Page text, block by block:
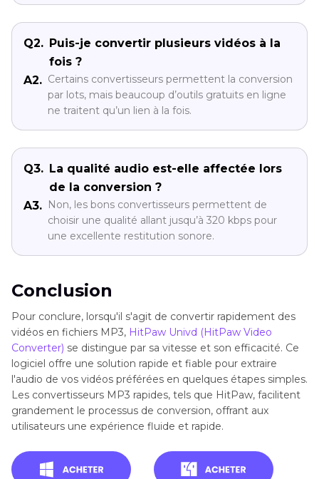
Q2. Puis-je convertir plusieurs vidéos à la
fois ?
A2. Certains convertisseurs permettent la conversion
par lots, mais beaucoup d’outils gratuits en ligne
ne traitent qu’un lien à la fois.
Q3. La qualité audio est-elle affectée lors
de la conversion ?
A3. Non, les bons convertisseurs permettent de
choisir une qualité allant jusqu’à 320 kbps pour
une excellente restitution sonore.
Conclusion
Pour conclure, lorsqu'il s'agit de convertir rapidement des
vidéos en fichiers MP3, HitPaw Univd (HitPaw Video
Converter) se distingue par sa vitesse et son efficacité. Ce
logiciel offre une solution rapide et fiable pour extraire
l'audio de vos vidéos préférées en quelques étapes simples.
Les convertisseurs MP3 rapides, tels que HitPaw, facilitent
grandement le processus de conversion, offrant aux
utilisateurs une expérience fluide et rapide.